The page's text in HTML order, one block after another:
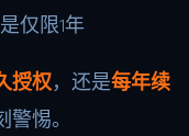
仅限1年
授权，还是每年续
惕。